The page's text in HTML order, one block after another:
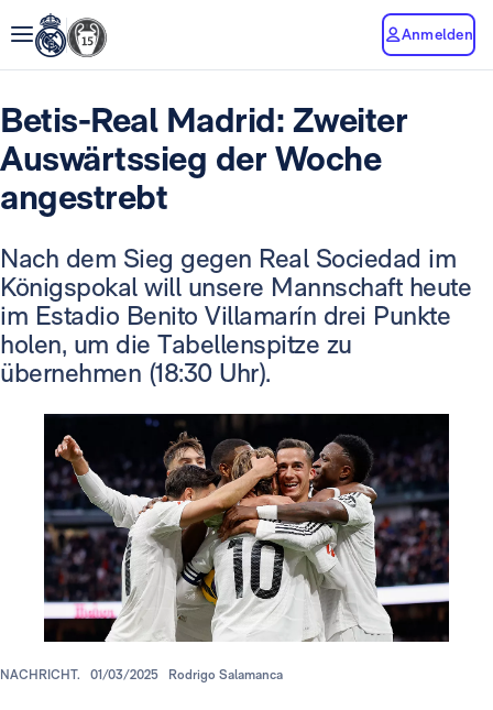
Anmelden
Betis-Real Madrid: Zweiter
Auswärtssieg der Woche
angestrebt
Nach dem Sieg gegen Real Sociedad im
Königspokal will unsere Mannschaft heute
im Estadio Benito Villamarín drei Punkte
holen, um die Tabellenspitze zu
übernehmen (18:30 Uhr).
NACHRICHT. 01/03/2025 Rodrigo Salamanca